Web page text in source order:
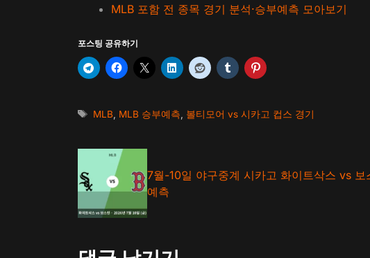
MLB 포함 전 종목 경기 분석·승부예측 모아보기
포스팅 공유하기
태
MLB MLB 승부예측 볼티모어 vs 시카고 컵스 경기
7월-10일 야구중계 시카고 화이트삭스 vs 보
예측